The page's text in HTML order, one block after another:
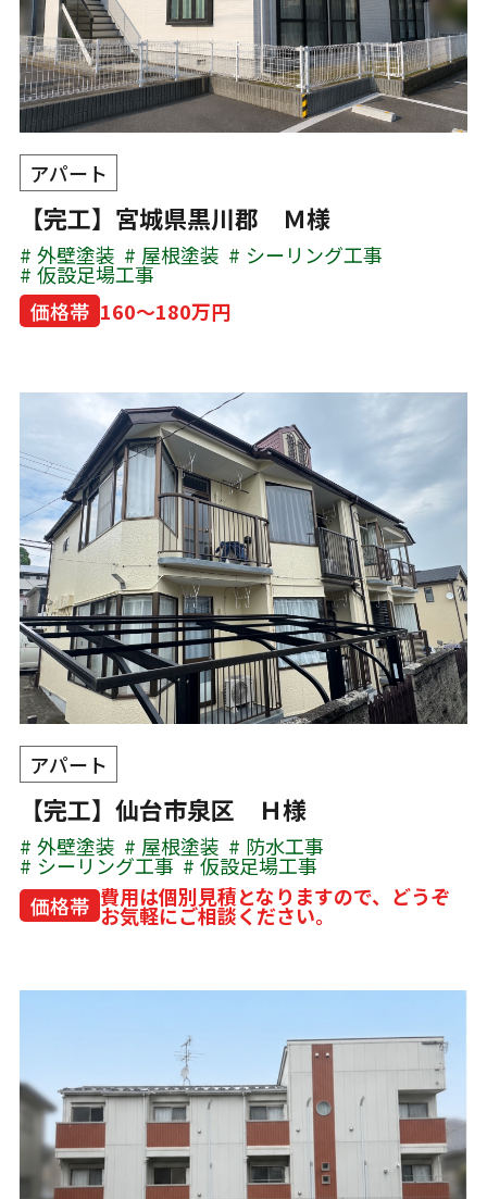
アパート
【完工】宮城県黒川郡 Ｍ様
外壁塗装 屋根塗装 シーリング工事
仮設足場工事
価格帯 160～180万円
アパート
【完工】仙台市泉区 Ｈ様
外壁塗装 屋根塗装 防水工事
シーリング工事
仮設足場工事
価格帯 費用は個別見積となりますので、どうぞ
お気軽にご相談ください。